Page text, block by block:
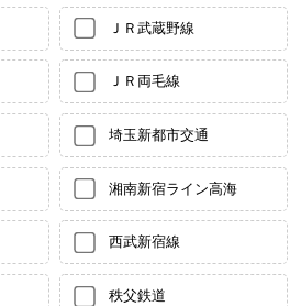
ＪＲ武蔵野線
ＪＲ両毛線
埼玉新都市交通
湘南新宿ライン高海
西武新宿線
秩父鉄道